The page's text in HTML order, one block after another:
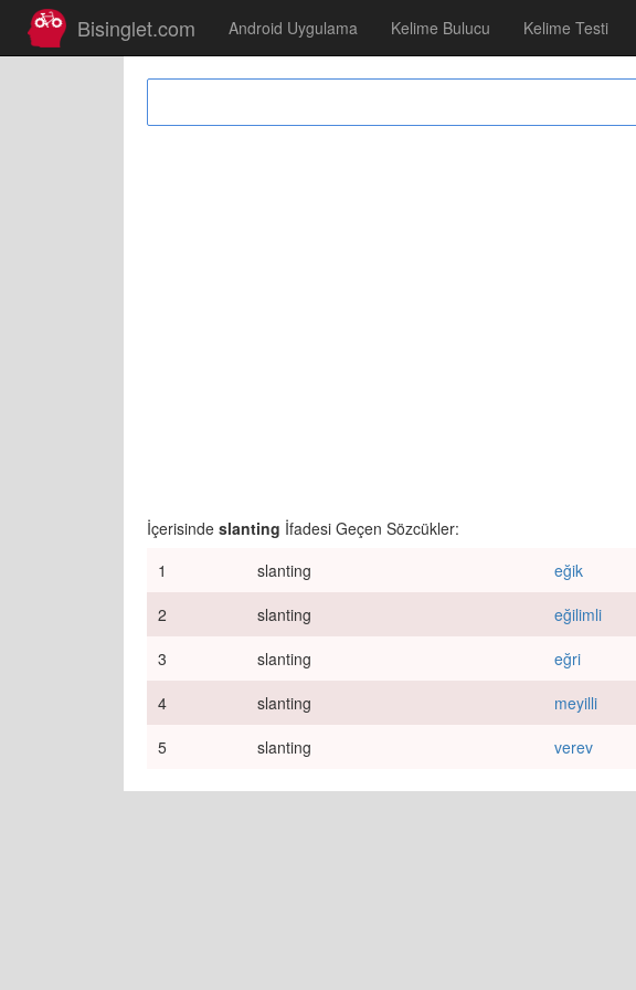
Bisinglet.com Android Uygulama Kelime Bulucu Kelime Testi
İçerisinde slanting İfadesi Geçen Sözcükler:
1
slanting
eğik
2
slanting
eğilimli
3
slanting
eğri
4
slanting
meyilli
5
slanting verev